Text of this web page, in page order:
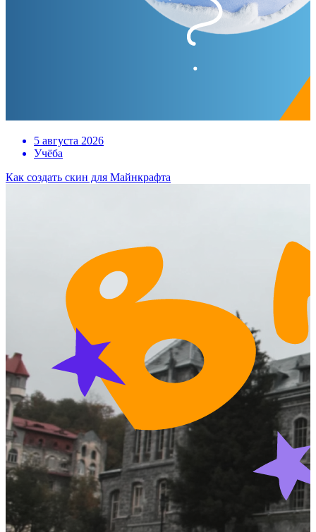
5 августа 2026
Учёба
Как создать скин для Майнкрафта